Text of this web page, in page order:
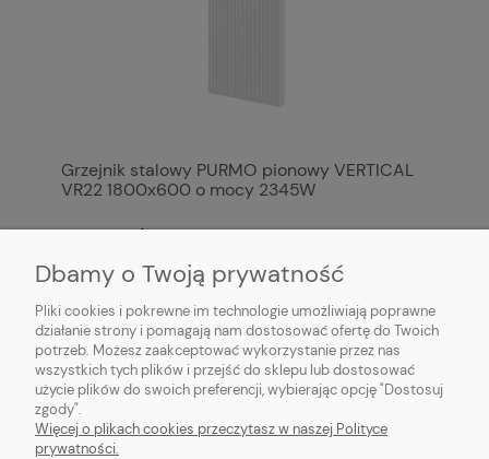
Grzejnik stalowy PURMO pionowy VERTICAL
VR22 1800x600 o mocy 2345W
1 749,12 zł
Dbamy o Twoją prywatność
Pliki cookies i pokrewne im technologie umożliwiają poprawne
działanie strony i pomagają nam dostosować ofertę do Twoich
potrzeb. Możesz zaakceptować wykorzystanie przez nas
wszystkich tych plików i przejść do sklepu lub dostosować
użycie plików do swoich preferencji, wybierając opcję "Dostosuj
zgody".
Więcej o plikach cookies przeczytasz w naszej Polityce
prywatności.